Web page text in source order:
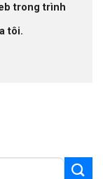
trong trình
tôi.